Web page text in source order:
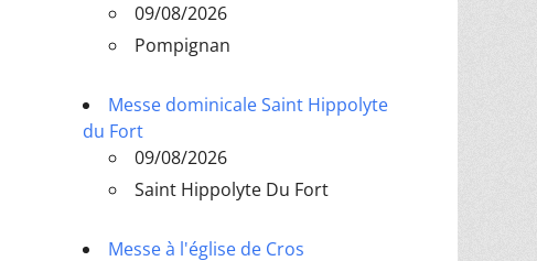
09/08/2026
Pompignan
Messe dominicale Saint Hippolyte
du Fort
09/08/2026
Saint Hippolyte Du Fort
Messe à l'église de Cros